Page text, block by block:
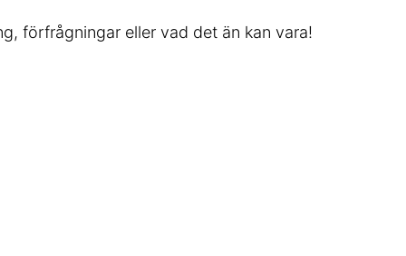
förfrågningar eller vad det än kan vara!